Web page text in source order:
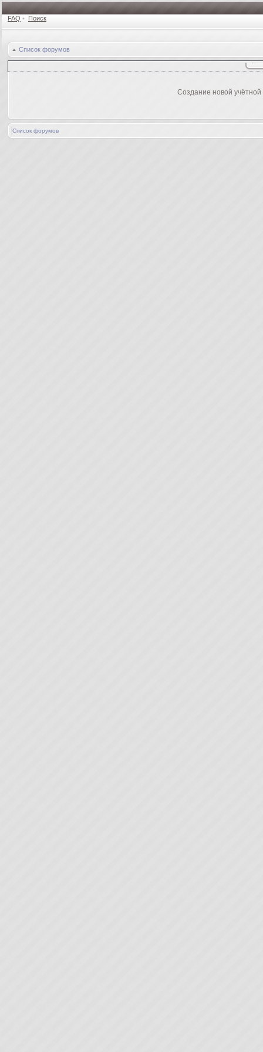
FAQ • Поиск
Список форумов
Создание новой
Список форумов